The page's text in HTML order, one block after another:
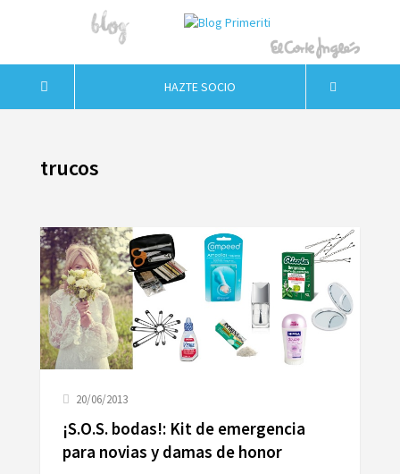
HAZTE SOCIO
trucos
20/06/2013
¡S.O.S. bodas!: Kit de emergencia
para novias y damas de honor